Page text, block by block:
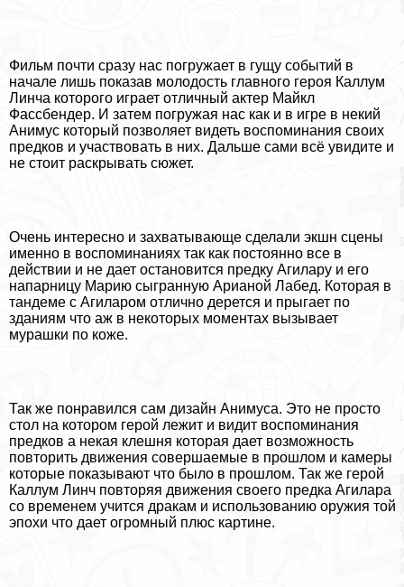
Фильм почти сразу нас погружает в гущу событий в
начале лишь показав молодость главного героя Каллум
Линча которого играет отличный актер Майкл
Фассбендер. И затем погружая нас как и в игре в некий
Анимус который позволяет видеть воспоминания своих
предков и участвовать в них. Дальше сами всё увидите и
не стоит раскрывать сюжет.
Очень интересно и захватывающе сделали экшн сцены
именно в воспоминаниях так как постоянно все в
действии и не дает остановится предку Агилару и его
напарницу Марию сыгранную Арианой Лабед. Которая в
тандеме с Агиларом отлично дерется и прыгает по
зданиям что аж в некоторых моментах вызывает
мурашки по коже.
Так же понравился сам дизайн Анимуса. Это не просто
стол на котором герой лежит и видит воспоминания
предков а некая клешня которая дает возможность
повторить движения совершаемые в прошлом и камеры
которые показывают что было в прошлом. Так же герой
Каллум Линч повторяя движения своего предка Агилара
со временем учится дpaкам и использованию оружия той
эпохи что дает огромный плюс картине.